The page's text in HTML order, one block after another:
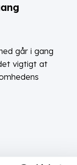
går i gang
vigtigt at